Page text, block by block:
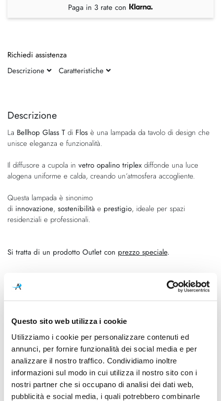
Questo sito web utilizza i cookie
Utilizziamo i cookie per personalizzare contenuti ed
annunci, per fornire funzionalità dei social media e per
analizzare il nostro traffico. Condividiamo inoltre
informazioni sul modo in cui utilizza il nostro sito con i
nostri partner che si occupano di analisi dei dati web,
pubblicità e social media, i quali potrebbero combinarle
fine
galleria
di
della
di
immagini
Descrizione
La Bellhop Glass T di Flos è una lampada da tavolo di design che
unisce eleganza e funzionalità.
Il diffusore a cupola in vetro opalino triplex diffonde una luce
alogena uniforme e calda, creando un’atmosfera accogliente.
Questa lampada è sinonimo
di innovazione, sostenibilità e prestigio, ideale per spazi
residenziali e professionali.
Si tratta di un prodotto Outlet con prezzo speciale.
Caratteristiche
F1074026_OUTLET
Edward Barber, Jay Osgerby
Dimensioni
Ø 330mm - H. 340mm
Sorgente luminosa
Lampadina Led
Potenza e attacco
E27 15W - 2000lm -
220/240v
Lampadina
E27 esclusa
Paga in 3 rate con
Richiedi assistenza
Descrizione
Caratteristiche